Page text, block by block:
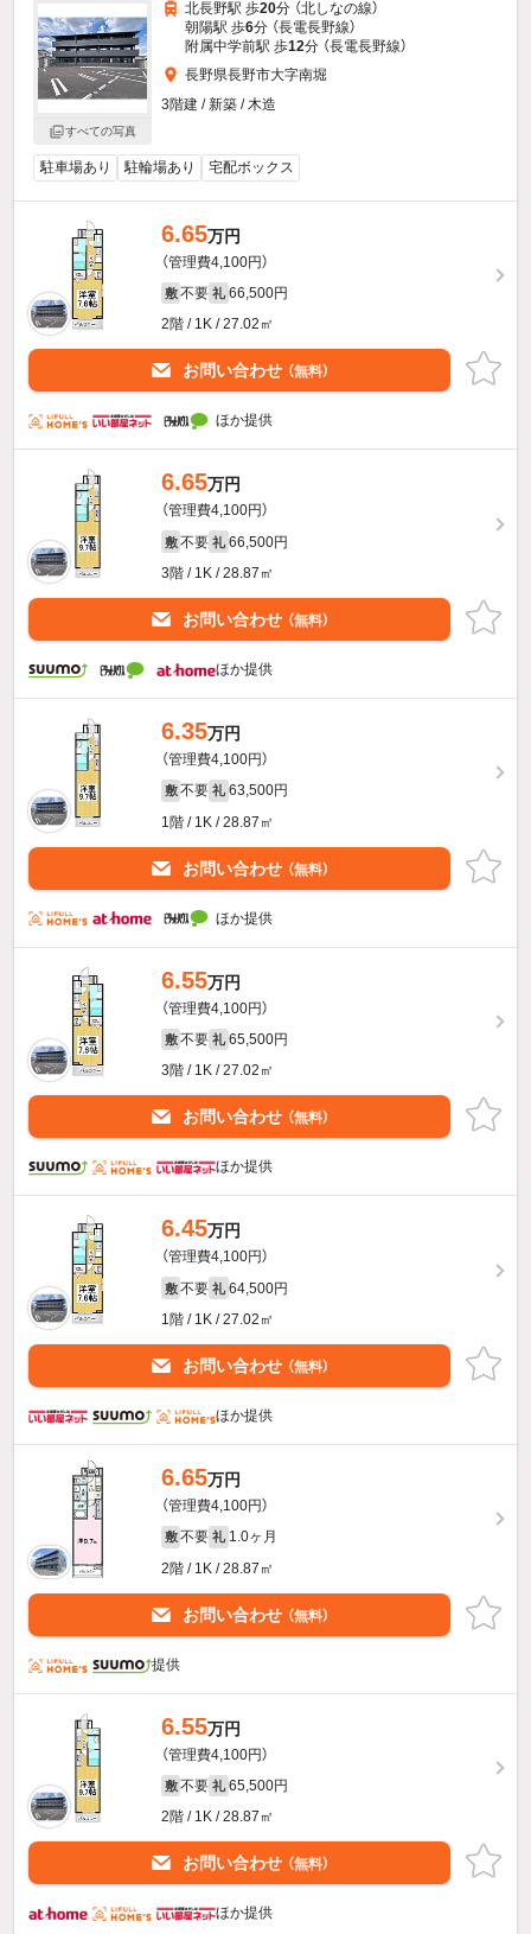
すべての写真
北長野駅 歩20分 （北しなの線）
朝陽駅 歩6分 （長電長野線）
附属中学前駅 歩12分 （長電長野線）
長野県長野市大字南堀
3階建 / 新築 / 木造
駐車場あり 駐輪場あり 宅配ボックス
6.65万円
（管理費4,100円）
敷 不要 礼 66,500円
2階 / 1K / 27.02㎡
お問い合わせ （無料）
ほか提供
6.65万円
（管理費4,100円）
敷 不要 礼 66,500円
3階 / 1K / 28.87㎡
お問い合わせ （無料）
ほか提供
6.35万円
（管理費4,100円）
敷 不要 礼 63,500円
1階 / 1K / 28.87㎡
お問い合わせ （無料）
ほか提供
6.55万円
（管理費4,100円）
敷 不要 礼 65,500円
3階 / 1K / 27.02㎡
お問い合わせ （無料）
ほか提供
6.45万円
（管理費4,100円）
敷 不要 礼 64,500円
1階 / 1K / 27.02㎡
お問い合わせ （無料）
ほか提供
6.65万円
（管理費4,100円）
敷 不要 礼 1.0ヶ月
2階 / 1K / 28.87㎡
お問い合わせ （無料）
提供
6.55万円
（管理費4,100円）
敷 不要 礼 65,500円
2階 / 1K / 28.87㎡
お問い合わせ （無料）
ほか提供